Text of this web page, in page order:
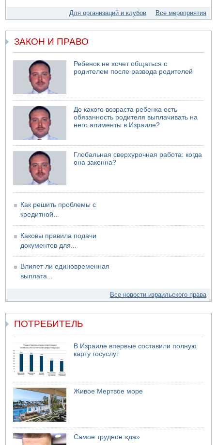
07.08.2026 06:47
Недалеко от Бейт-Шемеша погиб велосипедист
Саудовская Аравия сообщает о нападении хуситов
И еще иранские агенты
06.08.2026 13:13
Арестованы двое подозреваемых в стрельбе по
электрической компании
06.08.2026 13:07
Возле Кирьят-Арбы пожар на местности
06.08.2026 12:06
США не будут давить на Израиль в вопросе Ливана
06.08.2026 11:41
Трое подростков ограбили сексшоп в Холоне
Для организаций и клубов Все мероприятия
ЗАКОН И ПРАВО
Ребенок не хочет общаться с
родителем после развода родителей
До какого возраста ребенка есть
обязанность родителя выплачивать на
него алименты в Израиле?
Глобальная сверхурочная работа: когда
она законна?
Как решить проблемы с
кредитной...
Каковы правила подачи
документов для...
Влияет ли единовременная
выплата...
Все новости израильского права
ПОТРЕБИТЕЛЬ
В Израиле впервые составили полную
карту госуслуг
Живое Мертвое море
Самое трудное «да»